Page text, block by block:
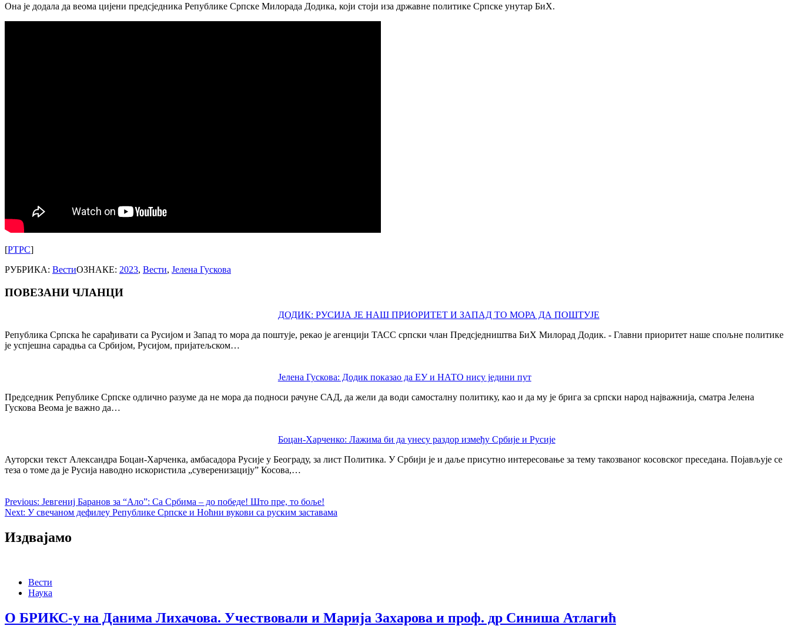
Она је додала да веома цијени предсједника Републике Српске Милорада Додика, који стоји иза државне политике Српске унутар БиХ.
[РТРС]
РУБРИКА: ВестиОЗНАКЕ: 2023, Вести, Јелена Гускова
ПОВЕЗАНИ ЧЛАНЦИ
ДОДИК: РУСИЈА ЈЕ НАШ ПРИОРИТЕТ И ЗАПАД ТО МОРА ДА ПОШТУЈЕ
Република Српска ће сарађивати са Русијом и Запад то мора да поштује, рекао је агенцији ТАСС српски члан Предсједништва БиХ Милорад Додик. - Главни приоритет наше спољне политике
је успјешна сарадња са Србијом, Русијом, пријатељском…
Јелена Гускова: Додик показао да ЕУ и НАТО нису једини пут
Председник Републике Српске одлично разуме да не мора да подноси рачуне САД, да жели да води самосталну политику, као и да му је брига за српски народ најважнија, сматра Јелена
Гускова Веома је важно да…
Боцан-Харченко: Лажима би да унесу раздор између Србије и Русије
Ауторски текст Александра Боцан-Харченка, амбасадора Русије у Београду, за лист Политика. У Србији је и даље присутно интересовање за тему такозваног косовског преседана. Појављује се
теза о томе да је Русија наводно искористила „суверенизацију” Косова,…
navigation
Previous: Јевгениј Баранов за “Ало”: Са Србима – до победе! Што пре, то боље!
Next: У свечаном дефилеу Републике Српске и Ноћни вукови са руским заставама
Издвајамо
Вести
Наука
О БРИКС-у на Данима Лихачова. Учествовали и Марија Захарова и проф. др Синиша Атлагић